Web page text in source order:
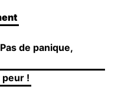
de panique,
!